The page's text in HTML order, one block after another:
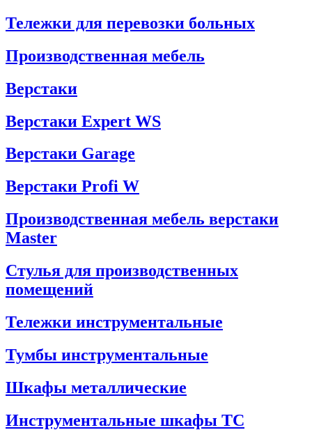
Тележки для перевозки больных
Производственная мебель
Верстаки
Верстаки Expert WS
Верстаки Garage
Верстаки Profi W
Производственная мебель верстаки
Master
Стулья для производственных
помещений
Тележки инструментальные
Тумбы инструментальные
Шкафы металлические
Инструментальные шкафы ТС